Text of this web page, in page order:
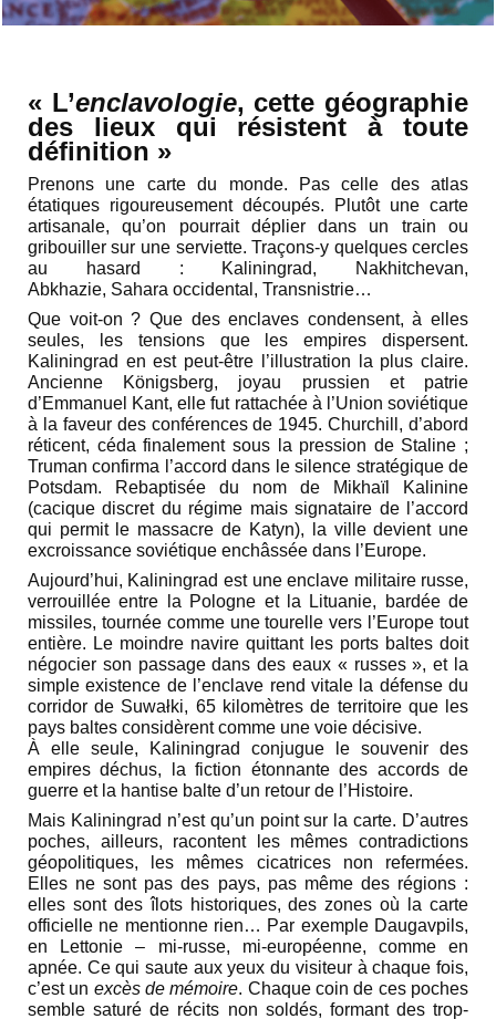
« L’enclavologie, cette géographie
des lieux qui résistent à toute
définition »
Prenons une carte du monde. Pas celle des atlas
étatiques rigoureusement découpés. Plutôt une carte
artisanale, qu’on pourrait déplier dans un train ou
gribouiller sur une serviette. Traçons-y quelques cercles
au hasard : Kaliningrad, Nakhitchevan,
Abkhazie, Sahara occidental, Transnistrie…
Que voit-on ? Que des enclaves condensent, à elles
seules, les tensions que les empires dispersent.
Kaliningrad en est peut-être l’illustration la plus claire.
Ancienne Königsberg, joyau prussien et patrie
d’Emmanuel Kant, elle fut rattachée à l’Union soviétique
à la faveur des conférences de 1945. Churchill, d’abord
réticent, céda finalement sous la pression de Staline ;
Truman confirma l’accord dans le silence stratégique de
Potsdam. Rebaptisée du nom de Mikhaïl Kalinine
(cacique discret du régime mais signataire de l’accord
qui permit le massacre de Katyn), la ville devient une
excroissance soviétique enchâssée dans l’Europe.
Aujourd’hui, Kaliningrad est une enclave militaire russe,
verrouillée entre la Pologne et la Lituanie, bardée de
missiles, tournée comme une tourelle vers l’Europe tout
entière. Le moindre navire quittant les ports baltes doit
négocier son passage dans des eaux « russes », et la
simple existence de l’enclave rend vitale la défense du
corridor de Suwałki, 65 kilomètres de territoire que les
pays baltes considèrent comme une voie décisive.
À elle seule, Kaliningrad conjugue le souvenir des
empires déchus, la fiction étonnante des accords de
guerre et la hantise balte d’un retour de l’Histoire.
Mais Kaliningrad n’est qu’un point sur la carte. D’autres
poches, ailleurs, racontent les mêmes contradictions
géopolitiques, les mêmes cicatrices non refermées.
Elles ne sont pas des pays, pas même des régions :
elles sont des îlots historiques, des zones où la carte
officielle ne mentionne rien… Par exemple Daugavpils,
en Lettonie – mi-russe, mi-européenne, comme en
apnée. Ce qui saute aux yeux du visiteur à chaque fois,
c’est un excès de mémoire. Chaque coin de ces poches
semble saturé de récits non soldés, formant des trop-